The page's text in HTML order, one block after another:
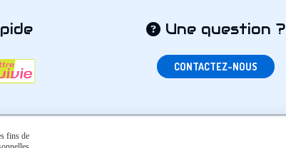
Une question ?
CONTACTEZ-NOUS
fins de